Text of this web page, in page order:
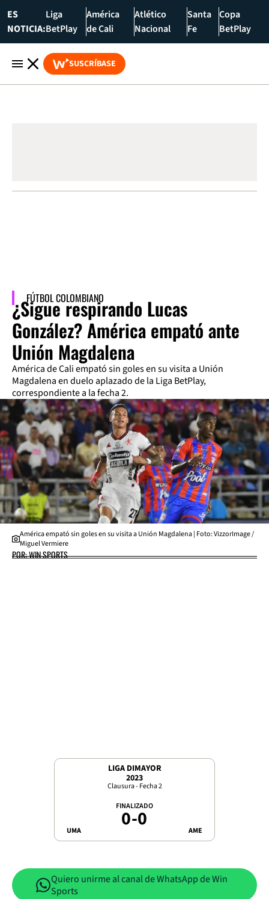
ES
NOTICIA:
Liga
BetPlay
América
de Cali
Atlético
Nacional
Santa
Fe
Copa
BetPlay
SUSCRÍBASE
FÚTBOL COLOMBIANO
¿Sigue respirando Lucas
González? América empató ante
Unión Magdalena
América de Cali empató sin goles en su visita a Unión
Magdalena en duelo aplazado de la Liga BetPlay,
correspondiente a la fecha 2.
América empató sin goles en su visita a Unión Magdalena | Foto: VizzorImage /
Miguel Vermiere
POR: WIN SPORTS
LIGA DIMAYOR
2023
Clausura - Fecha 2
UMA
FINALIZADO
0-0 AME
Quiero unirme al canal de WhatsApp de Win
Sports